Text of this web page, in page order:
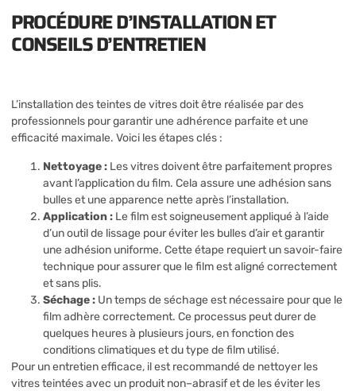
PROCÉDURE D’INSTALLATION ET
CONSEILS D’ENTRETIEN
L’installation des teintes de vitres doit être réalisée par des
professionnels pour garantir une adhérence parfaite et une
efficacité maximale. Voici les étapes clés :
Nettoyage : Les vitres doivent être parfaitement propres
avant l’application du film. Cela assure une adhésion sans
bulles et une apparence nette après l’installation.
Application : Le film est soigneusement appliqué à l’aide
d’un outil de lissage pour éviter les bulles d’air et garantir
une adhésion uniforme. Cette étape requiert un savoir-faire
technique pour assurer que le film est aligné correctement
et sans plis.
Séchage : Un temps de séchage est nécessaire pour que le
film adhère correctement. Ce processus peut durer de
quelques heures à plusieurs jours, en fonction des
conditions climatiques et du type de film utilisé.
Pour un entretien efficace, il est recommandé de nettoyer les
vitres teintées avec un produit non–abrasif et de les éviter les